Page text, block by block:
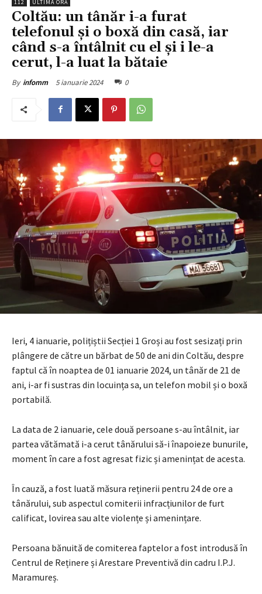
112 ULTIMA ORĂ
Coltău: un tânăr i-a furat
telefonul și o boxă din casă, iar
când s-a întâlnit cu el și i le-a
cerut, l-a luat la bătaie
By infomm 5 ianuarie 2024 0
Ieri, 4 ianuarie, polițiștii Secției 1 Groși au fost sesizați prin
plângere de către un bărbat de 50 de ani din Coltău, despre
faptul că în noaptea de 01 ianuarie 2024, un tânăr de 21 de
ani, i-ar fi sustras din locuința sa, un telefon mobil și o boxă
portabilă.
La data de 2 ianuarie, cele două persoane s-au întâlnit, iar
partea vătămată i-a cerut tânărului să-i înapoieze bunurile,
moment în care a fost agresat fizic și amenințat de acesta.
În cauză, a fost luată măsura reținerii pentru 24 de ore a
tânărului, sub aspectul comiterii infracțiunilor de furt
calificat, lovirea sau alte violențe și amenințare.
Persoana bănuită de comiterea faptelor a fost introdusă în
Centrul de Reținere și Arestare Preventivă din cadru I.P.J.
Maramureș.